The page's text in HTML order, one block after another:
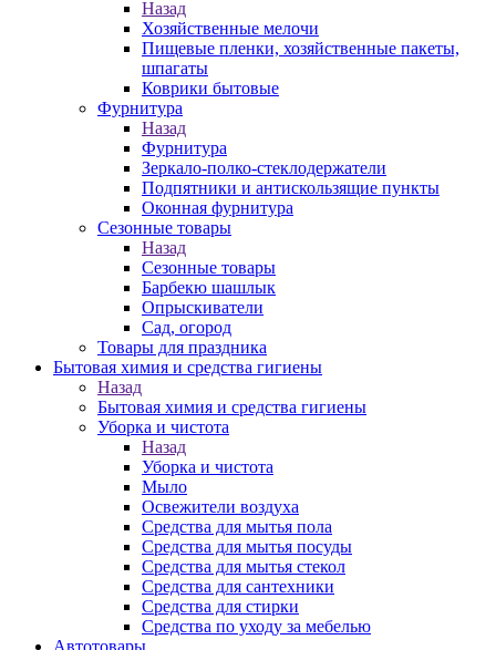
Назад
Хозяйственные мелочи
Пищевые пленки, хозяйственные пакеты,
шпагаты
Коврики бытовые
Фурнитура
Назад
Фурнитура
Зеркало-полко-стеклодержатели
Подпятники и антискользящие пункты
Оконная фурнитура
Сезонные товары
Назад
Сезонные товары
Барбекю шашлык
Опрыскиватели
Сад, огород
Товары для праздника
Бытовая химия и средства гигиены
Назад
Бытовая химия и средства гигиены
Уборка и чистота
Назад
Уборка и чистота
Мыло
Освежители воздуха
Средства для мытья пола
Средства для мытья посуды
Средства для мытья стекол
Средства для сантехники
Средства для стирки
Средства по уходу за мебелью
Автотовары